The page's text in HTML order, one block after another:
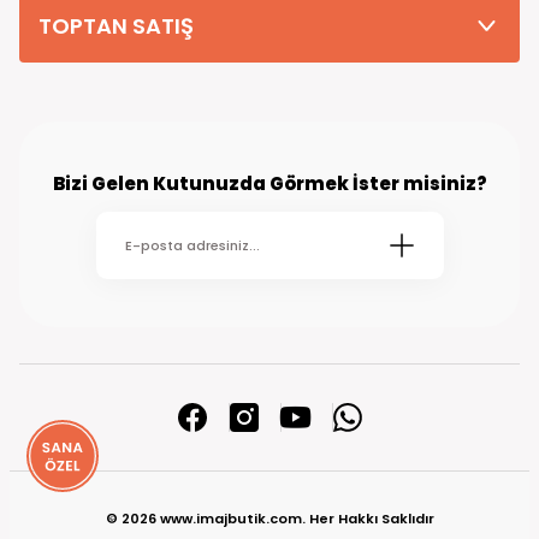
TOPTAN SATIŞ
Bizi Gelen Kutunuzda Görmek İster misiniz?
© 2026 www.imajbutik.com. Her Hakkı Saklıdır